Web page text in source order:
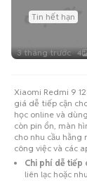
Tin hết hạn
3 tháng trước 4
Xiaomi Redmi 9
giá dễ tiếp cận
học online và
còn pin ổn, màn
cho nhu cầu hằng
công việc và các
Chi phí dễ tiếp
liên lạc hoặc